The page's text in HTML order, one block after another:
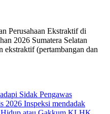
Perusahaan Ekstraktif di
2026 Sumatera Selatan
ekstraktif (pertambangan dan